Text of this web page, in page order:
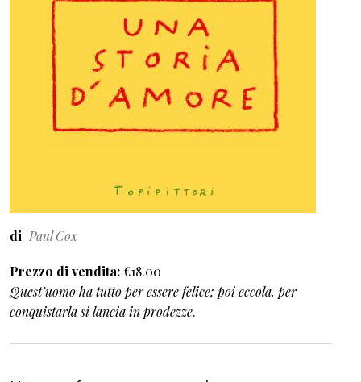
di Paul Cox
Prezzo di vendita €18.00
Quest’uomo ha tutto per essere felice; poi eccola, per
conquistarla si lancia in prodezze.